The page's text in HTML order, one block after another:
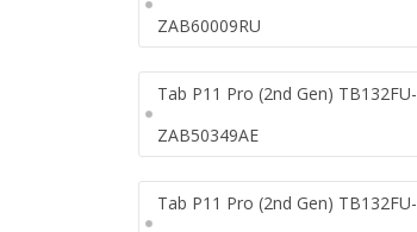
ZAB60009RU
Tab P11 Pro (2nd Gen) TB132FU-
ZAB50349AE
Tab P11 Pro (2nd Gen) TB132FU-